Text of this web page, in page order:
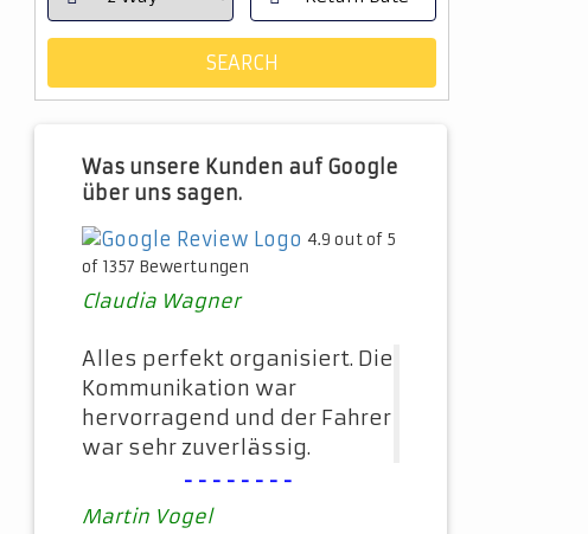
Was unsere Kunden auf Google
über uns sagen.
4.9 out of 5
of 1357 Bewertungen
Claudia Wagner
Alles perfekt organisiert. Die
Kommunikation war
hervorragend und der Fahrer
war sehr zuverlässig.
--------
Martin Vogel